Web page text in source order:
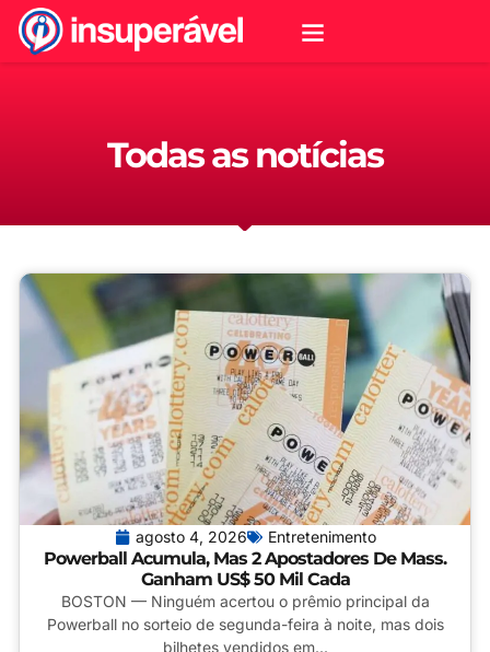
Todas as notícias
agosto 4, 2026 Entretenimento
Powerball Acumula, Mas 2 Apostadores De Mass.
Ganham US$ 50 Mil Cada
BOSTON — Ninguém acertou o prêmio principal da
Powerball no sorteio de segunda-feira à noite, mas dois
bilhetes vendidos em...